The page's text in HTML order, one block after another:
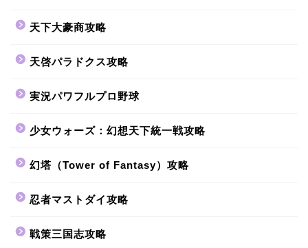
天下大豪商攻略
天啓パラドクス攻略
実況パワフルプロ野球
少女ウォーズ：幻想天下統一戦攻略
幻塔（Tower of Fantasy）攻略
忍者マストダイ攻略
戦策三国志攻略